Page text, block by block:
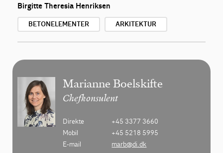
Birgitte Theresia Henriksen
BETONELEMENTER ARKITEKTUR
Marianne Boelskifte
Chefkonsulent
Direkte
+45 3377 3660
Mobil
+45 5218 5995
E-mail
marb@di.dk